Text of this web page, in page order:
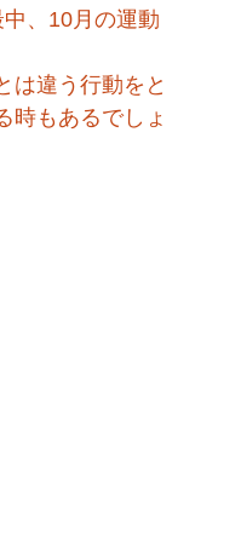
、10月の運動
は違う行動をと
時もあるでしょ